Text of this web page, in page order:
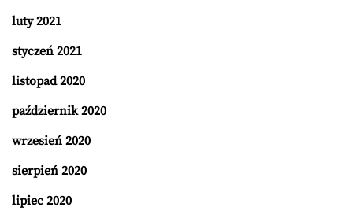
luty 2021
styczeń 2021
listopad 2020
październik 2020
wrzesień 2020
sierpień 2020
lipiec 2020